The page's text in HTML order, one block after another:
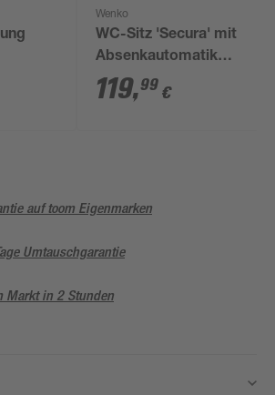
Wenko
WC-Sitz 'Secura' mit
Absenkautomatik
weiß Duroplast
119,99 €
auf toom Eigenmarken
Umtauschgarantie
Markt in 2 Stunden